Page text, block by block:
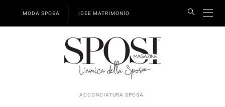
MODA SPOSA IDEE MATRIMONIO
ACCONCIATURA SPOSA